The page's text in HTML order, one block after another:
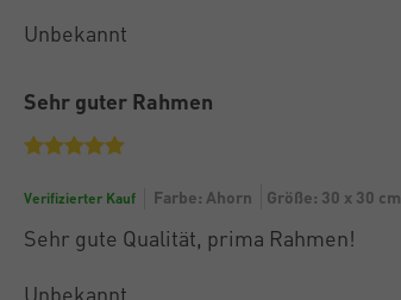
Unbekannt
Sehr guter Rahmen
Verifizierter Kauf Farbe: Ahorn Größe: 30 x 30 cm
Sehr gute Qualität, prima Rahmen!
Unbekannt